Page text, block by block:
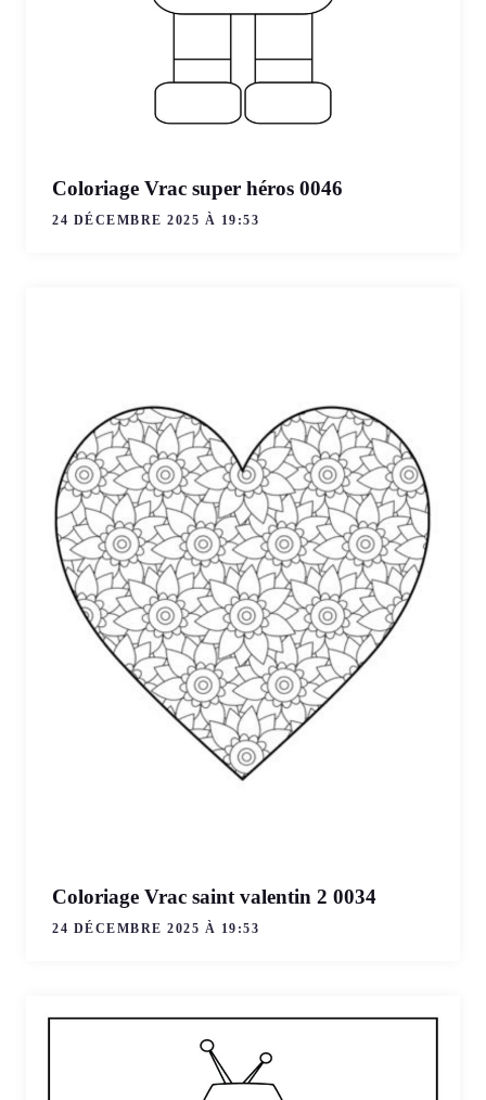
Coloriage Vrac super héros 0046
24 DÉCEMBRE 2025 À 19:53
Coloriage Vrac saint valentin 2 0034
24 DÉCEMBRE 2025 À 19:53